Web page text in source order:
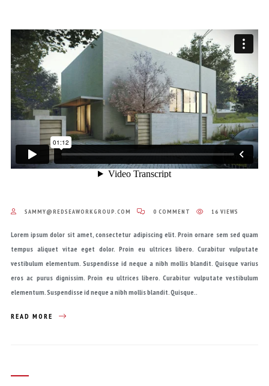
SAMMY@REDSEAWORKGROUP.COM 0 COMMENT 16 VIEWS
Lorem ipsum dolor sit amet, consectetur adipiscing elit. Proin ornare sem sed quam
tempus aliquet vitae eget dolor. Proin eu ultrices libero. Curabitur vulputate
vestibulum elementum. Suspendisse id neque a nibh mollis blandit. Quisque varius
eros ac purus dignissim. Proin eu ultrices libero. Curabitur vulputate vestibulum
elementum. Suspendisse id neque a nibh mollis blandit. Quisque..
READ MORE